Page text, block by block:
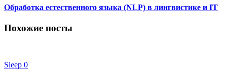
Обработка естественного языка (NLP) в лингвистике и IT
Похожие посты
Sleep 0